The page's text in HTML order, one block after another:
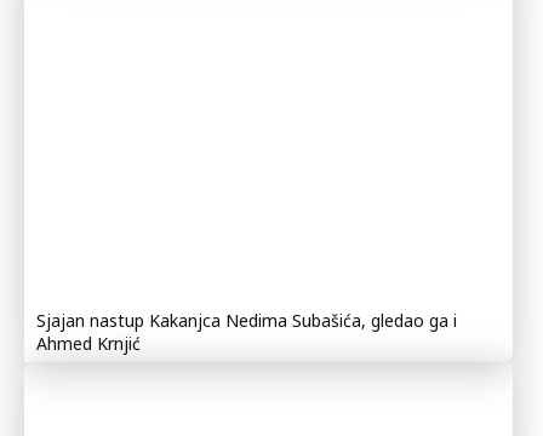
Sjajan nastup Kakanjca Nedima Subašića, gledao ga i
Ahmed Krnjić